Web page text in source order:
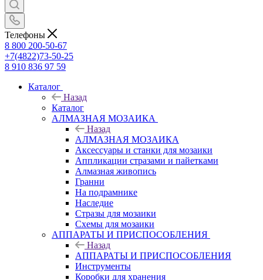
Телефоны
8 800 200-50-67
+7(4822)73-50-25
8 910 836 97 59
Каталог
Назад
Каталог
АЛМАЗНАЯ МОЗАИКА
Назад
АЛМАЗНАЯ МОЗАИКА
Аксессуары и станки для мозаики
Аппликации стразами и пайетками
Алмазная живопись
Гранни
На подрамнике
Наследие
Стразы для мозаики
Схемы для мозаики
АППАРАТЫ И ПРИСПОСОБЛЕНИЯ
Назад
АППАРАТЫ И ПРИСПОСОБЛЕНИЯ
Инструменты
Коробки для хранения